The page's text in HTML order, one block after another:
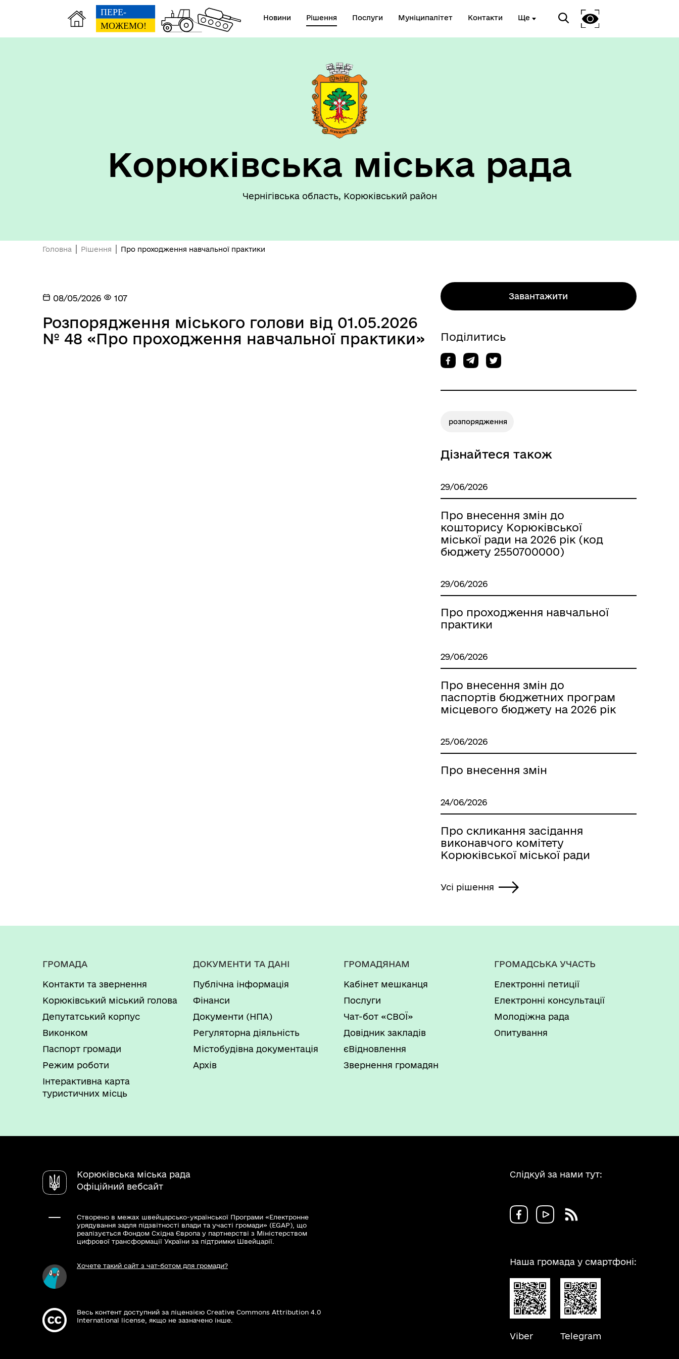
Новини Рішення Послуги Муніципалітет Контакти Ще
Депутатський корпус Туризм/визначні місця
Рішення сесії
Правила та Положення
Місцеві податки, збори,
платежі
Корюківська міська рада
Чернігівська область, Корюківський район
Головна Рішення Про проходження навчальної практики
08/05/2026 107
Розпорядження міського голови від 01.05.2026
№ 48 «Про проходження навчальної практики»
Завантажити
Поділитись
розпорядження
Дізнайтеся також
29/06/2026
Про внесення змін до
кошторису Корюківської
міської ради на 2026 рік (код
бюджету 2550700000)
29/06/2026
Про проходження навчальної
практики
29/06/2026
Про внесення змін до
паспортів бюджетних програм
місцевого бюджету на 2026 рік
25/06/2026
Про внесення змін
24/06/2026
Про скликання засідання
виконавчого комітету
Корюківської міської ради
Усі рішення
ГРОМАДА
Контакти та звернення
Корюківський міський голова
Депутатський корпус
Виконком
Паспорт громади
Режим роботи
Інтерактивна карта
туристичних місць
ДОКУМЕНТИ ТА ДАНІ
Публічна інформація
Фінанси
Документи (НПА)
Регуляторна діяльність
Містобудівна документація
Архів
ГРОМАДЯНАМ
Кабінет мешканця
Послуги
Чат-бот «СВОЇ»
Довідник закладів
єВідновлення
Звернення громадян
ГРОМАДСЬКА УЧАСТЬ
Електронні петиції
Електронні консультації
Молодіжна рада
Опитування
Корюківська міська рада
Офіційний вебсайт
Створено в межах швейцарсько-української Програми «Електронне
урядування задля підзвітності влади та участі громади» (EGAP), що
реалізується Фондом Східна Європа у партнерстві з Міністерством
цифрової трансформації України за підтримки Швейцарії.
Хочете такий сайт з чат-ботом для громади?
Весь контент доступний за ліцензією Creative Commons Attribution 4.0
International license, якщо не зазначено інше.
Слідкуй за нами тут:
Наша громада у смартфоні:
Viber Telegram